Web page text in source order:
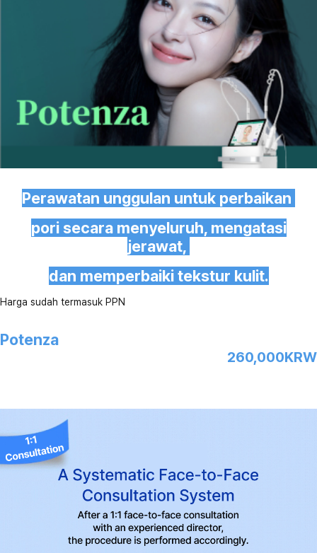
Perawatan unggulan untuk perbaikan
pori secara menyeluruh, mengatasi
jerawat,
dan memperbaiki tekstur kulit.
Harga sudah termasuk PPN
Potenza
260,000KRW